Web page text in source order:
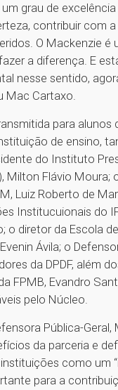
grau de excelência
contribuir com
O Mackenzie é
a diferença. E
nesse sentido,
Mac Cartaxo.
para alunos
de ensino,
do Instituto
Milton Flávio Moura;
Luiz Roberto de
Institucuionais do
o diretor da Escola
Ávila; o
da DPDF, além
FPMB, Evandro
pelo Núcleo.
Pública-Geral,
da parceria e
como um
para a